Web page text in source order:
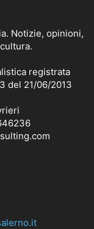
Notizie, opinioni,
registrata
del 21/06/2013